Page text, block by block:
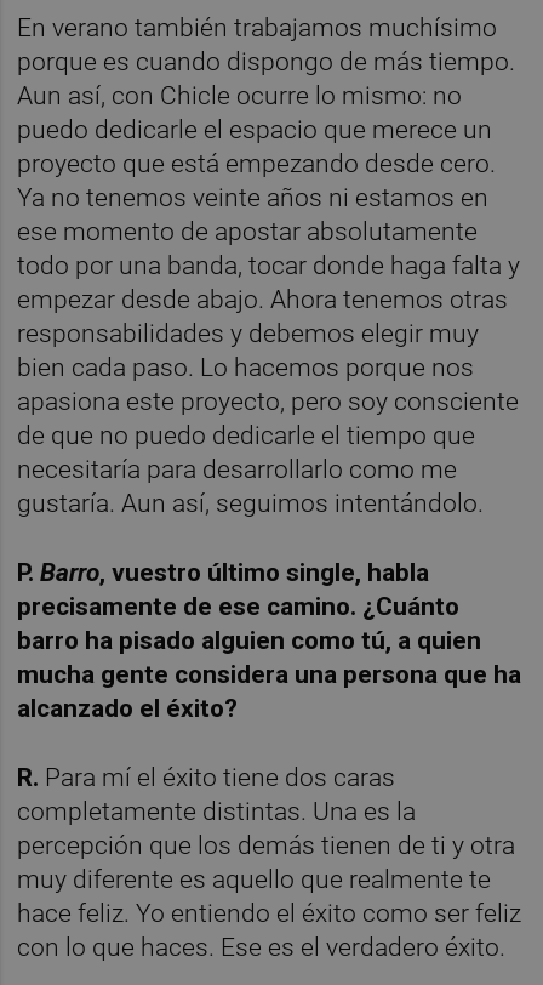
En verano también trabajamos muchísimo
porque es cuando dispongo de más tiempo.
Aun así, con Chicle ocurre lo mismo: no
puedo dedicarle el espacio que merece un
proyecto que está empezando desde cero.
Ya no tenemos veinte años ni estamos en
ese momento de apostar absolutamente
todo por una banda, tocar donde haga falta y
empezar desde abajo. Ahora tenemos otras
responsabilidades y debemos elegir muy
bien cada paso. Lo hacemos porque nos
apasiona este proyecto, pero soy consciente
de que no puedo dedicarle el tiempo que
necesitaría para desarrollarlo como me
gustaría. Aun así, seguimos intentándolo.
P.Barro, vuestro último single, habla
precisamente de ese camino. ¿Cuánto
barro ha pisado alguien como tú, a quien
mucha gente considera una persona que ha
alcanzado el éxito?
R. Para mí el éxito tiene dos caras
completamente distintas. Una es la
percepción que los demás tienen de ti y otra
muy diferente es aquello que realmente te
hace feliz. Yo entiendo el éxito como ser feliz
con lo que haces. Ese es el verdadero éxito.